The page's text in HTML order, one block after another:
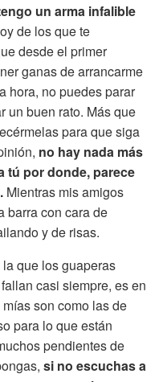
un arma infalible
de los que te
desde el primer
ganas de arrancarme
hora, no puedes parar
un buen rato. Más que
para que siga
no hay nada más
tú por donde, parece
Mientras mis amigos
barra con cara de
y de risas.
que los guaperas
casi siempre, es en
son como las de
para lo que están
pendientes de
si no escuchas a